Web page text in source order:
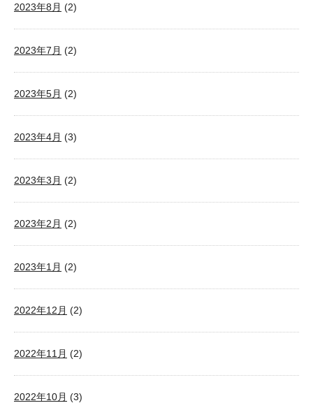
2023年8月 (2)
2023年7月 (2)
2023年5月 (2)
2023年4月 (3)
2023年3月 (2)
2023年2月 (2)
2023年1月 (2)
2022年12月 (2)
2022年11月 (2)
2022年10月 (3)